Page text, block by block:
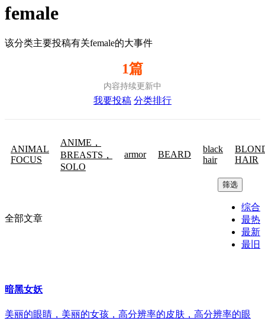
female
该分类主要投稿有关female的大事件
1篇
内容持续更新中
我要投稿 分类排行
ANIMAL
FOCUS
ANIME，
BREASTS，
SOLO
armor BEARD
black
hair
HAIR
全部文章
筛选
综合
最热
最新
最旧
暗黑女妖
美丽的眼睛，美丽的女孩，高分辨率的皮肤，高分辨率的眼